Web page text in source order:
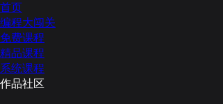
首页
编程大闯关
免费课程
精品课程
系统课程
作品社区